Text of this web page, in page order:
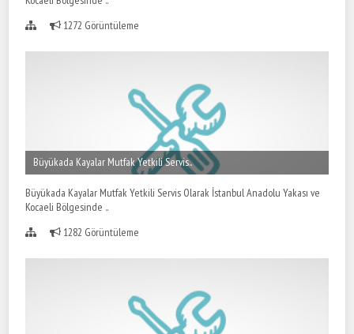
1272 Görüntüleme
Büyükada Kayalar Mutfak Yetkili Servis..
Büyükada Kayalar Mutfak Yetkili Servis Olarak İstanbul Anadolu Yakası ve
Kocaeli Bölgesinde ..
1282 Görüntüleme